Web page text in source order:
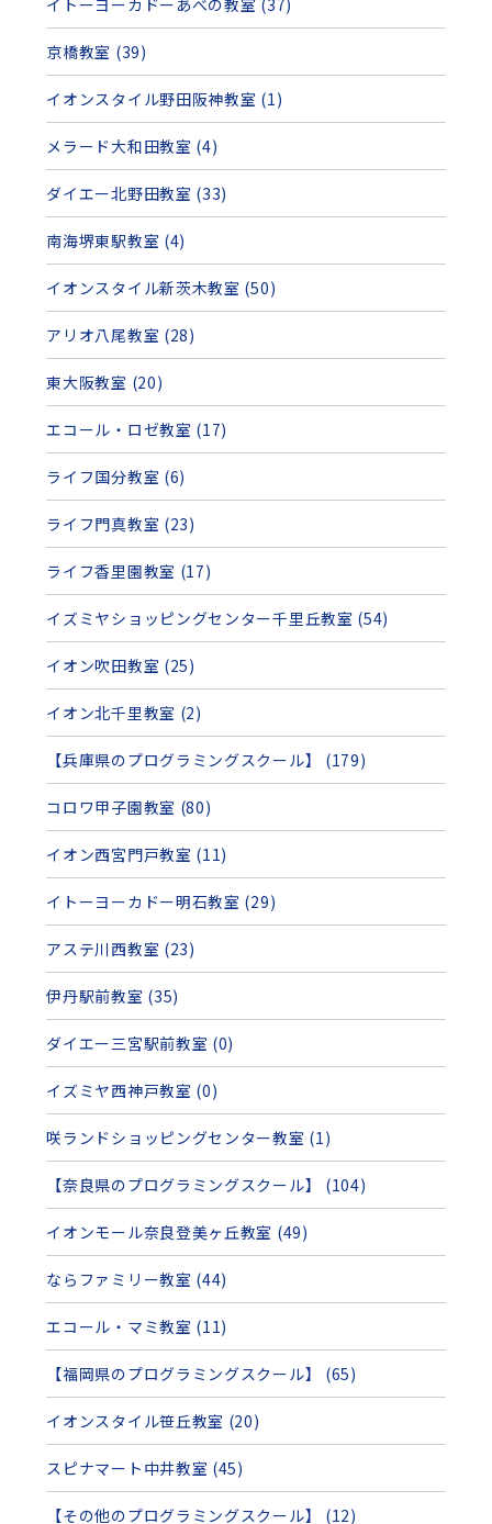
京橋教室 (39)
イオンスタイル野田阪神教室 (1)
メラード大和田教室 (4)
ダイエー北野田教室 (33)
南海堺東駅教室 (4)
イオンスタイル新茨木教室 (50)
アリオ八尾教室 (28)
東大阪教室 (20)
エコール・ロゼ教室 (17)
ライフ国分教室 (6)
ライフ門真教室 (23)
ライフ香里園教室 (17)
イズミヤショッピングセンター千里丘教室 (54)
イオン吹田教室 (25)
イオン北千里教室 (2)
【兵庫県のプログラミングスクール】 (179)
コロワ甲子園教室 (80)
イオン西宮門戸教室 (11)
イトーヨーカドー明石教室 (29)
アステ川西教室 (23)
伊丹駅前教室 (35)
ダイエー三宮駅前教室 (0)
イズミヤ西神戸教室 (0)
咲ランドショッピングセンター教室 (1)
【奈良県のプログラミングスクール】 (104)
イオンモール奈良登美ヶ丘教室 (49)
ならファミリー教室 (44)
エコール・マミ教室 (11)
【福岡県のプログラミングスクール】 (65)
イオンスタイル笹丘教室 (20)
スピナマート中井教室 (45)
【その他のプログラミングスクール】 (12)